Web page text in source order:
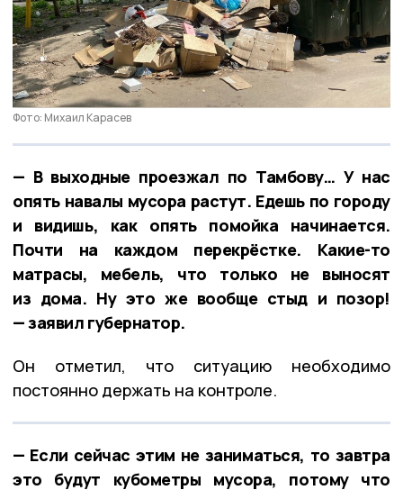
Фото: Михаил Карасев
— В выходные проезжал по Тамбову… У нас
опять навалы мусора растут. Едешь по городу
и видишь, как опять помойка начинается.
Почти на каждом перекрёстке. Какие-то
матрасы, мебель, что только не выносят
из дома. Ну это же вообще стыд и позор!
— заявил губернатор.
Он отметил, что ситуацию необходимо
постоянно держать на контроле.
— Если сейчас этим не заниматься, то завтра
это будут кубометры мусора, потому что